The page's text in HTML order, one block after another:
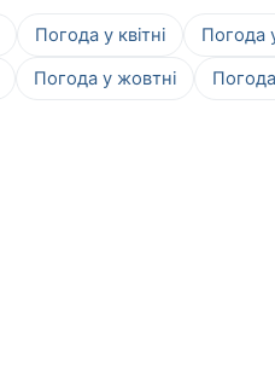
Погода у квітні Погода
Погода у жовтні